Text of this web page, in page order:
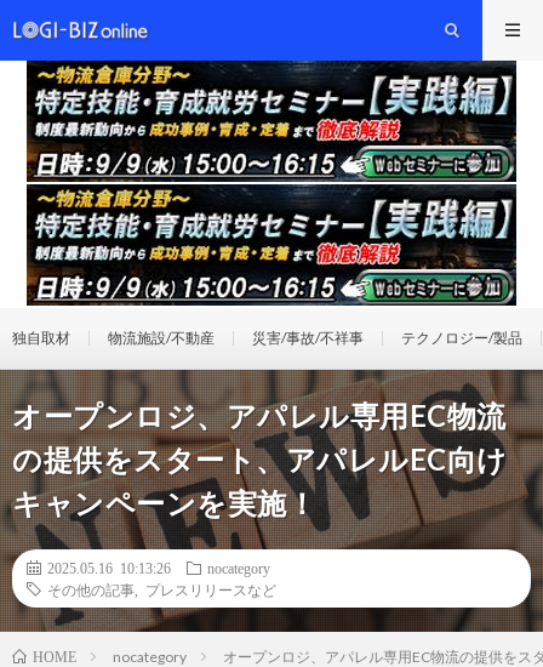
独自取材 物流施設/不動産 災害/事故/不祥事 テクノロジー/製品
オープンロジ、アパレル専用EC物流
の提供をスタート、アパレルEC向け
キャンペーンを実施！
2025.05.16 10:13:26
nocategory
その他の記事
プレスリリースなど
HOME nocategory オープンロジ、アパレル専用EC物流の提供をス